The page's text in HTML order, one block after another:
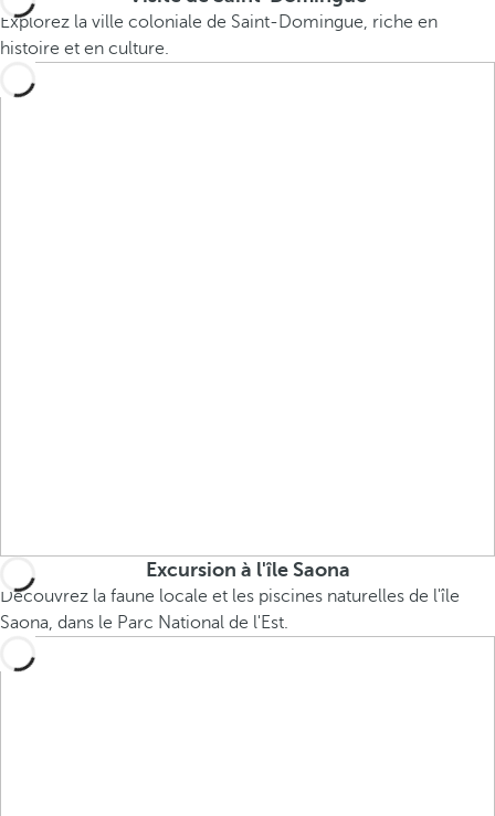
Explorez la ville coloniale de Saint-Domingue, riche en
histoire et en culture.
Excursion à l'île Saona
Découvrez la faune locale et les piscines naturelles de l'île
Saona, dans le Parc National de l'Est.